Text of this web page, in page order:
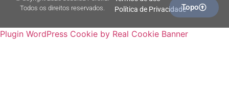
Todos os direitos reservados.
Política de PrivacidadeTopo
Plugin WordPress Cookie by Real Cookie Banner